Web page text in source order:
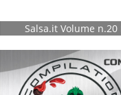
Salsa.it Volume